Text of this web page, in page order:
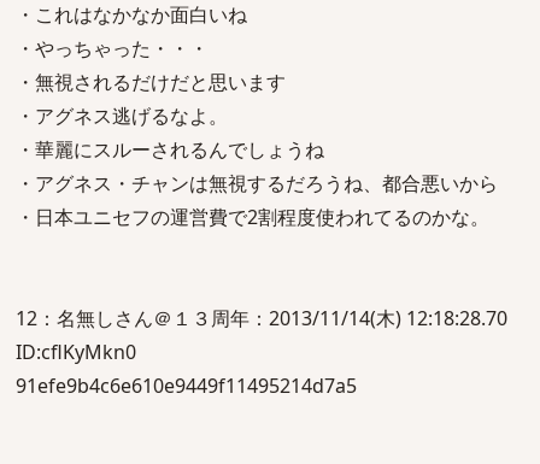
・これはなかなか面白いね
・やっちゃった・・・
・無視されるだけだと思います
・アグネス逃げるなよ。
・華麗にスルーされるんでしょうね
・アグネス・チャンは無視するだろうね、都合悪いから
・日本ユニセフの運営費で2割程度使われてるのかな。
12：名無しさん＠１３周年：2013/11/14(木) 12:18:28.70
ID:cflKyMkn0
91efe9b4c6e610e9449f11495214d7a5